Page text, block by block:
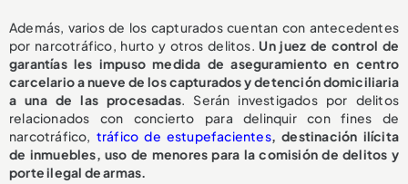
Además, varios de los capturados cuentan con antecedentes
por narcotráfico, hurto y otros delitos. Un juez de control de
garantías les impuso medida de aseguramiento en centro
carcelario a nueve de los capturados y detención domiciliaria
a una de las procesadas . Serán investigados por delitos
relacionados con concierto para delinquir con fines de
narcotráfico, tráfico de estupefacientes, destinación ilícita
de inmuebles, uso de menores para la comisión de delitos y
porte ilegal de armas.